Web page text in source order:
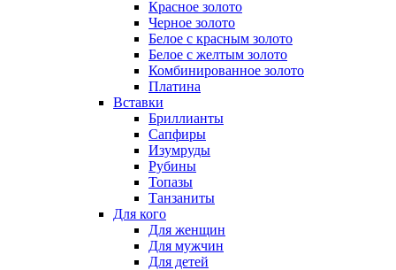
Красное золото
Черное золото
Белое с красным золото
Белое с желтым золото
Комбинированное золото
Платина
Вставки
Бриллианты
Сапфиры
Изумруды
Рубины
Топазы
Танзаниты
Для кого
Для женщин
Для мужчин
Для детей